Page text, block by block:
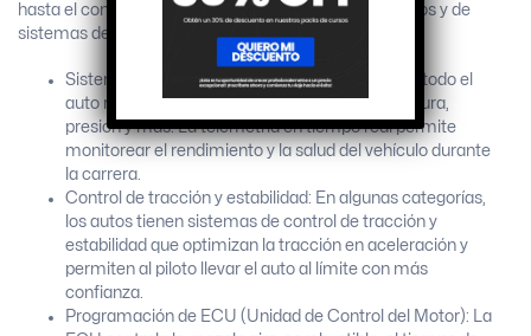
hasta el control de tracción. Los ingenieros electrónicos y de
sistemas de control desarrollan y configuran:
Sistemas de adquisición de datos: Sensores en todo el
auto recopilan datos sobre velocidad, temperatura,
presión y más. La telemetría en tiempo real permite
monitorear el rendimiento y la salud del vehículo durante
la carrera.
Control de tracción y estabilidad: En algunas categorías,
los autos tienen sistemas de control de tracción y
estabilidad que optimizan la tracción en aceleración y
permiten al piloto llevar el auto al límite con más
confianza.
Programación de ECU (Unidad de Control del Motor): La